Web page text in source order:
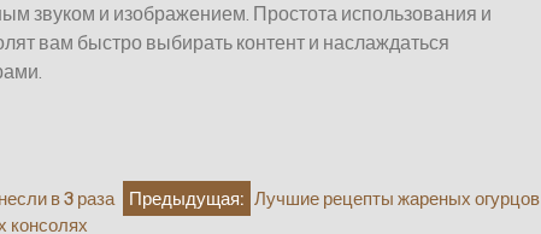
звуком и изображением. Простота использования и
вам быстро выбирать контент и наслаждаться
Предыдущая: Лучшие рецепты жареных огурцов
в 3 раза
консолях